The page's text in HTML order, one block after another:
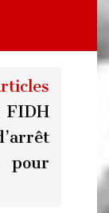
FIDH
pour